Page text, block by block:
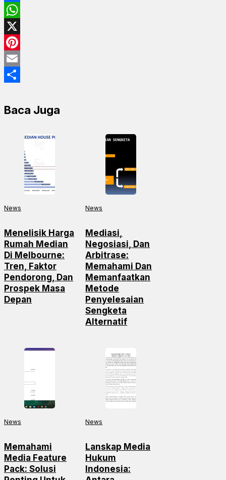
Facebook
WhatsApp
X
Pinterest
Email
Baca Juga
News
Menelisik Harga
Rumah Median
Di Melbourne:
Tren, Faktor
Pendorong, Dan
Prospek Masa
Depan
News
Mediasi,
Negosiasi, Dan
Arbitrase:
Memahami Dan
Memanfaatkan
Metode
Penyelesaian
Sengketa
Alternatif
News
Memahami
Media Feature
Pack: Solusi
News
Lanskap Media
Hukum
Indonesia: